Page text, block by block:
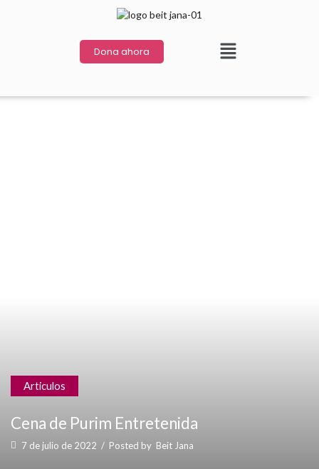
Dona ahora
Articulos
Cena de Purim Entretenida
7 de julio de 2022 / Posted by Beit Jana